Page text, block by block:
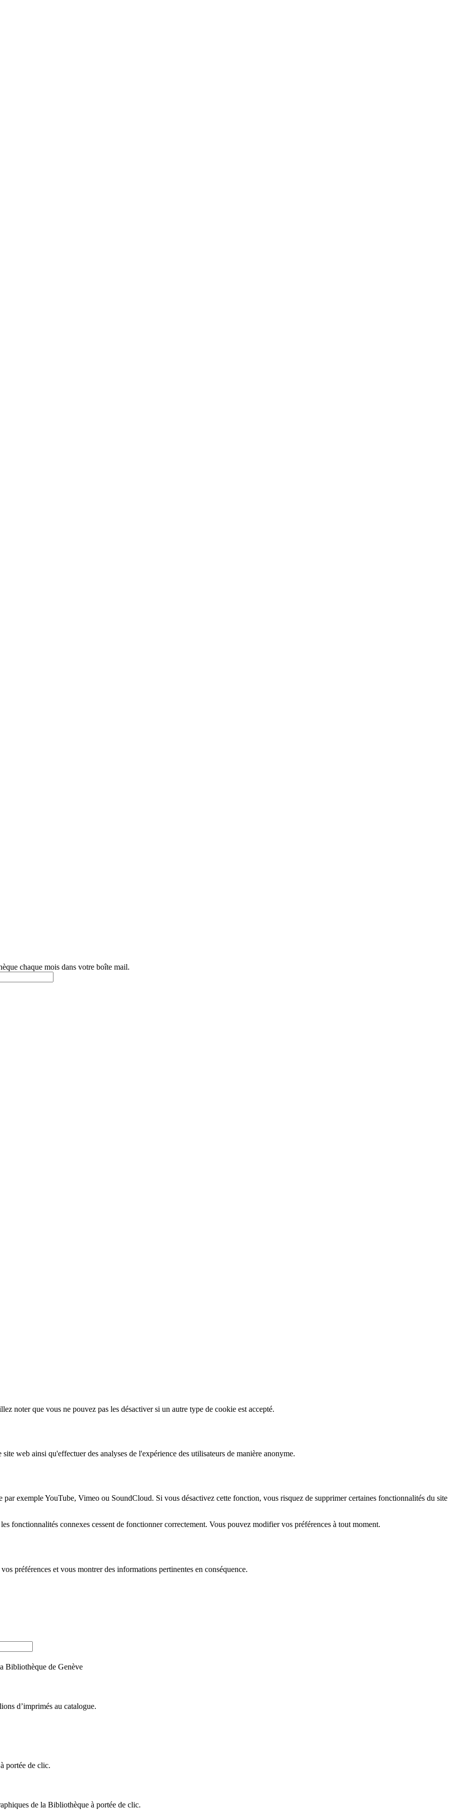
chaque mois dans votre boîte mail.
noter que vous ne pouvez pas les désactiver si un autre type de cookie est accepté.
web ainsi qu'effectuer des analyses de l'expérience des utilisateurs de manière anonyme.
exemple YouTube, Vimeo ou SoundCloud. Si vous désactivez cette fonction, vous risquez de supprimer certaines fonctionnalités du site
fonctionnalités connexes cessent de fonctionner correctement. Vous pouvez modifier vos préférences à tout moment.
préférences et vous montrer des informations pertinentes en conséquence.
Bibliothèque de Genève
d’imprimés au catalogue.
portée de clic.
de la Bibliothèque à portée de clic.